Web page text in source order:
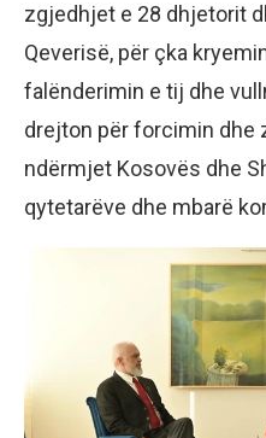
zgjedhjet e 28 dhjetorit
Qeverisë, për çka
falënderimin e tij dhe
drejton për forcimin dhe
ndërmjet Kosovës dhe
qytetarëve dhe mbarë